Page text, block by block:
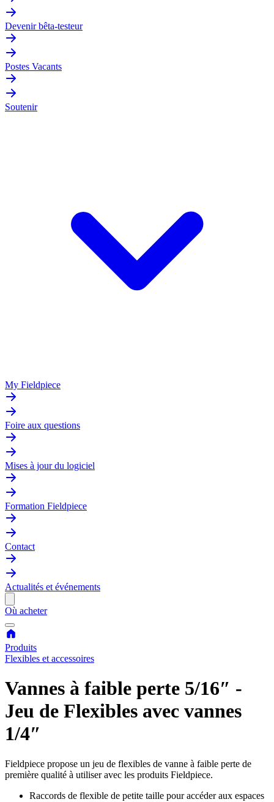
Devenir bêta-testeur
Postes Vacants
Soutenir
My Fieldpiece
Foire aux questions
Mises à jour du logiciel
Formation Fieldpiece
Contact
Actualités et événements
Où acheter
Produits
Flexibles et accessoires
Vannes à faible perte 5/16″ -
Jeu de Flexibles avec vannes
1/4″
Fieldpiece propose un jeu de flexibles de vanne à faible perte de
première qualité à utiliser avec les produits Fieldpiece.
Raccords de flexible de petite taille pour accéder aux espaces